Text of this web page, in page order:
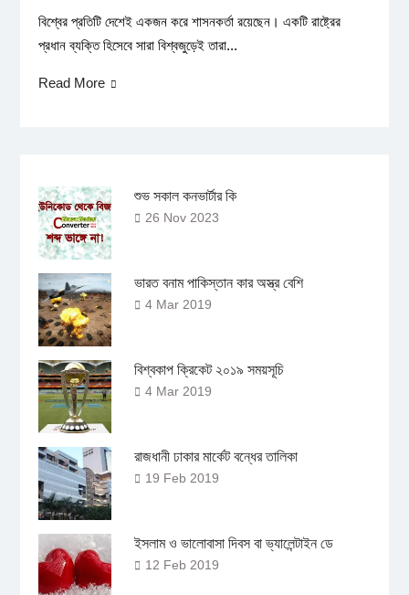
বিশ্বের প্রতিটি দেশেই একজন করে শাসনকর্তা রয়েছেন। একটি রাষ্ট্রের
প্রধান ব্যক্তি হিসেবে সারা বিশ্বজুড়েই তারা...
Read More
শুভ সকাল কনভার্টার কি
26 Nov 2023
ভারত বনাম পাকিস্তান কার অস্ত্র বেশি
4 Mar 2019
বিশ্বকাপ ক্রিকেট ২০১৯ সময়সূচি
4 Mar 2019
রাজধানী ঢাকার মার্কেট বন্ধের তালিকা
19 Feb 2019
ইসলাম ও ভালোবাসা দিবস বা ভ্যালেন্টাইন ডে
12 Feb 2019